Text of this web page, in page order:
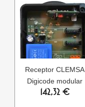
Receptor CLEMSA
Digicode modular
142,32 €